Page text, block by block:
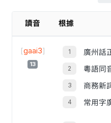
讀音 根據
[gaai3]
13
廣州話
粵語同
商務新
常用字